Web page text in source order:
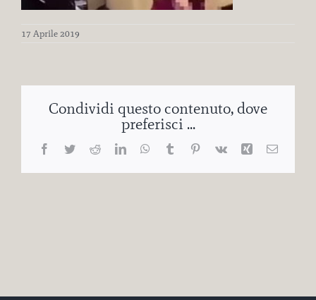
17 Aprile 2019
Condividi questo contenuto, dove
preferisci ...
Facebook
TwitterRedditLinkedInWhatsApp
TumblrPinterest
Vk Xing Email